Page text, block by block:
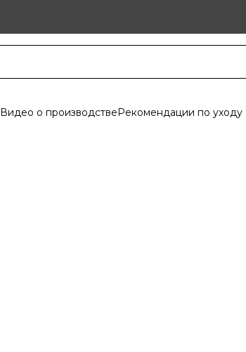
Видео о производствеРекомендации по уходу